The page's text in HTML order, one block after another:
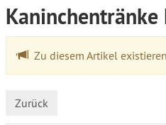
Zu diesem Artikel
Zurück